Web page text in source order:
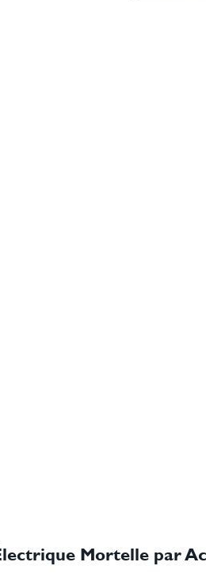
Mortelle par